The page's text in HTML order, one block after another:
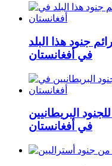
جنود هذا البلد
في أفغانستان
البريطانيین
في أفغانستان